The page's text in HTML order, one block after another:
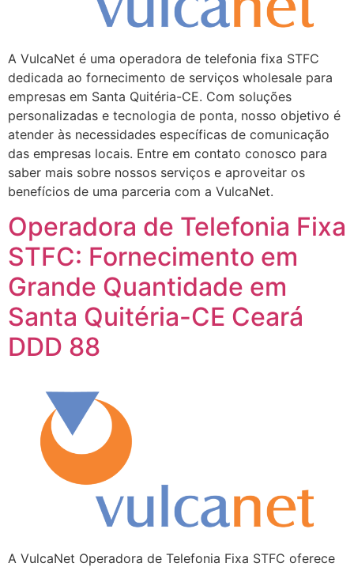
A VulcaNet é uma operadora de telefonia fixa STFC
dedicada ao fornecimento de serviços wholesale para
empresas em Santa Quitéria-CE. Com soluções
personalizadas e tecnologia de ponta, nosso objetivo é
atender às necessidades específicas de comunicação
das empresas locais. Entre em contato conosco para
saber mais sobre nossos serviços e aproveitar os
benefícios de uma parceria com a VulcaNet.
Operadora de Telefonia Fixa
STFC: Fornecimento em
Grande Quantidade em
Santa Quitéria-CE Ceará
DDD 88
A VulcaNet Operadora de Telefonia Fixa STFC oferece